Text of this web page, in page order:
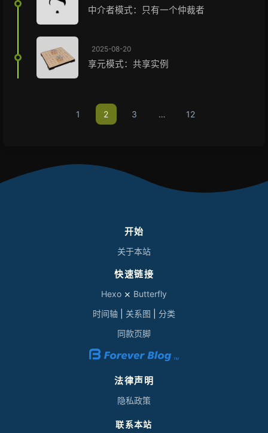
中介者模式：只有一个仲裁者
2025-08-20
享元模式：共享实例
1 2 3 … 12
开始
关于本站
快速链接
Hexo ⨯ Butterfly
时间轴
关系图
分类
同款页脚
法律声明
隐私政策
联系本站